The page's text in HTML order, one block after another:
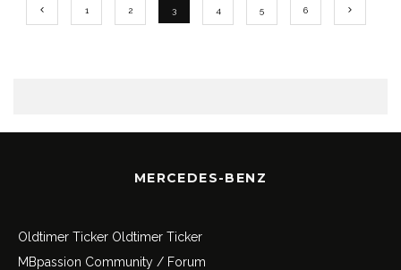
1 2 3 4 5 6
MERCEDES-BENZ
Oldtimer Ticker Oldtimer Ticker
MBpassion Community / Forum